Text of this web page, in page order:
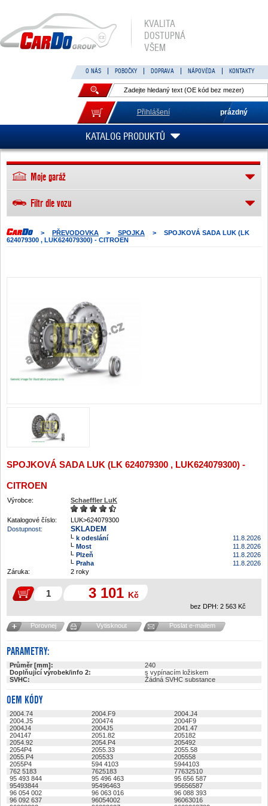
KVALITA
DOSTUPNÁ
VŠEM
O NÁS POBOČKY DOPRAVA NÁPOVĚDA KONTAKTY
Přihlášení prázdný
KATALOG PRODUKTŮ
> PŘEVODOVKA > SPOJKA >
SPOJKOVÁ SADA LUK (LK
624079300 , LUK624079300) - CITROEN
SPOJKOVÁ SADA LUK (LK 624079300 , LUK624079300) -
CITROEN
Výrobce: Schaeffler LuK
Katalogové číslo:
LUK>624079300
Dostupnost:
SKLADEM
k odeslání
11.8.2026
Most
11.8.2026
Plzeň
11.8.2026
Praha
11.8.2026
Záruka:
2 roky
3 101 Kč
bez DPH: 2 563 Kč
Porovnej Vytisknout Poslat e-mailem
PARAMETRY:
Průměr [mm]:
240
Doplňující výrobek/info 2:
s vypínacím ložiskem
SVHC:
Žádná SVHC substance
OEM KÓDY
2004.74 2004.F9
2004.J4
2004.J5
200474
2004F9
2004J4
2004J5
2041.47
204147
2051.82
205182
2054.92
2054.P4
205492
2054P4
2055.33
2055.58
2055.P4
205533
205558
2055P4
594 4103
5944103
762 5183
7625183
77632510
95 493 844
95 496 463
95 656 587
95493844
95496463
95656587
96 054 002
96 063 016
96 088 393
96 092 637
96054002
96063016
Moje garáž
Filtr dle vozu